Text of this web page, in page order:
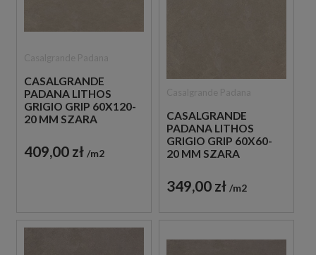
CASALGRANDE
PADANA LITHOS
GRIGIO GRIP 60X120-
20 MM SZARA
TARASOWA
409,00 zł m2
CASALGRANDE
PADANA LITHOS
GRIGIO GRIP 60X60-
20 MM SZARA
TARASOWA
349,00 zł m2